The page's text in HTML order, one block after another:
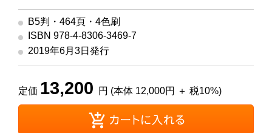
B5判・464頁・4色刷
ISBN 978-4-8306-3469-7
2019年6月3日発行
定価 13,200 円 (本体 12,000円 ＋ 税10%)